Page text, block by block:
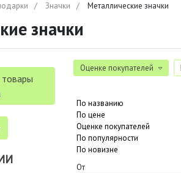
Значки Металлические значки
значки
Оценке покупателей
По названию
По цене
Оценке покупателей
По популярности
По новизне
От